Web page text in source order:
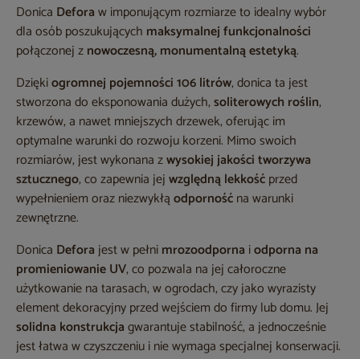
Donica Deforaw imponującym rozmiarze to idealny wybór
dla osób poszukujących maksymalnej funkcjonalności
połączonej znowoczesną, monumentalną estetyką.
Dziękiogromnej pojemności 106 litrów, donica ta jest
stworzona do eksponowania dużych,soliterowych roślin,
krzewów, a nawet mniejszych drzewek, oferując im
optymalne warunki do rozwoju korzeni. Mimo swoich
rozmiarów, jest wykonana zwysokiej jakości tworzywa
sztucznego, co zapewnia jejwzględną lekkośćprzed
wypełnieniem oraz niezwykłąodpornośćna warunki
zewnętrzne.
Donica Deforajest w pełnimrozoodporna iodporna na
promieniowanie UV, co pozwala na jej całoroczne
użytkowanie na tarasach, w ogrodach, czy jako wyrazisty
element dekoracyjny przed wejściem do firmy lub domu. Jej
solidna konstrukcjagwarantuje stabilność, a jednocześnie
jest łatwa w czyszczeniu i nie wymaga specjalnej konserwacji.